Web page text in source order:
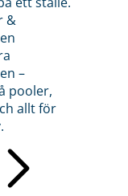
&
–
pooler,
allt för